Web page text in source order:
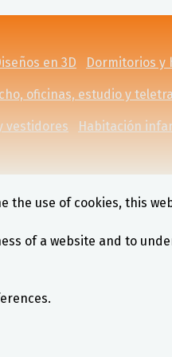
en 3D Dormitorios y
oficinas, estudio y
vestidores Habitación
the use of cookies, this
of a website and to